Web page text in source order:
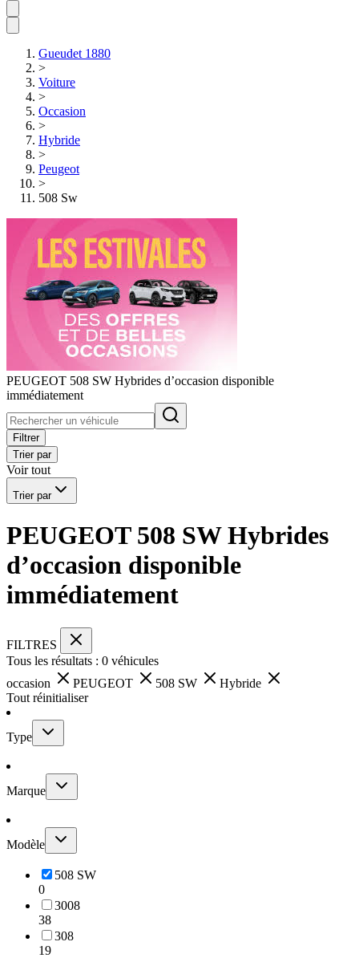
Gueudet 1880
>
Voiture
>
Occasion
>
Hybride
>
Peugeot
>
508 Sw
PEUGEOT 508 SW Hybrides d’occasion disponible
immédiatement
Filtrer
Trier par
Voir tout
Trier par
PEUGEOT 508 SW Hybrides
d’occasion disponible
immédiatement
FILTRES
Tous les résultats : 0 véhicules
occasion
PEUGEOT 508 SW
Hybride
Tout réinitialiser
Type
Marque
Modèle
508 SW
0
3008
38
308
19